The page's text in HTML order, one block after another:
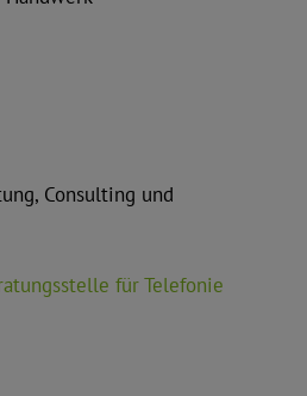
Consulting und
für Telefonie